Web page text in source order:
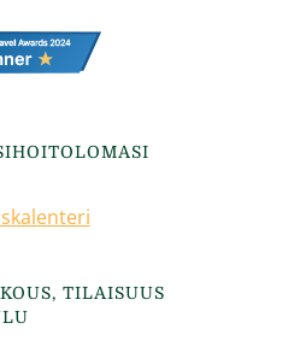
TILAISUUS